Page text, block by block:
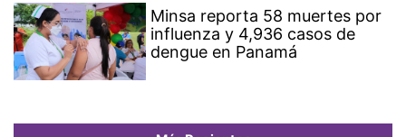
Minsa reporta 58 muertes por
influenza y 4,936 casos de
dengue en Panamá